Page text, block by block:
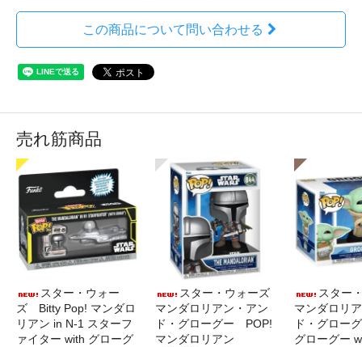
この商品について問い合わせる
売れ筋商品
スター・ウォー
ズ Bitty Pop! マンダロ
リアン in N-1 スターフ
ァイター with グローグ
スター・ウォーズ
マンダロリアン・アン
ド・グローグー POP!
マンダロリアン
スター
マンダロリ
ド・グロー
グローグー